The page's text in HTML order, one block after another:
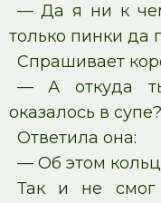
— Да я ни к
только пинки да
Спрашивает
— А откуда
оказалось в супе?
Ответила она:
— Об этом
Так и не смог